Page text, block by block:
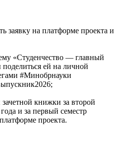
заявку на платформе проекта и
«Студенчество — главный
ей на личной
#Минобрнауки
книжки за второй
и за первый семестр
проекта.